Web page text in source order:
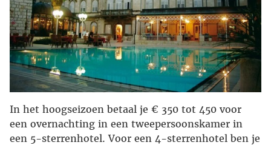
In het hoogseizoen betaal je € 350 tot 450 voor
een overnachting in een tweepersoonskamer in
een 5-sterrenhotel. Voor een 4-sterrenhotel ben je